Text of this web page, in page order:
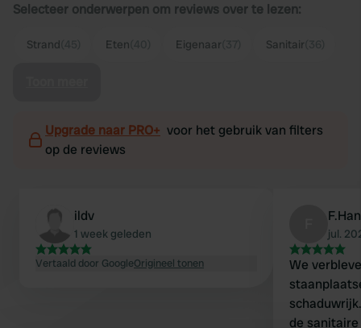
Selecteer onderwerpen om reviews over te lezen:
Strand Eten Eigenaar Sanitair
Upgrade naar PRO+ voor het gebruik van filters
op de reviews
ildv
1 week geleden
Vertaald door GoogleOrigineel tonen
jul.
We
de